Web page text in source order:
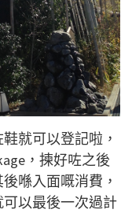
就可以登記啦，
，揀好咗之後
喺入面嘅消費，
以最後一次過計